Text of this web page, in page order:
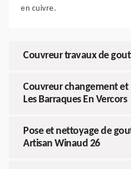
en cuivre.
Couvreur travaux de
Couvreur changement et
Les Barraques En Vercors
Pose et nettoyage de
Artisan Winaud 26